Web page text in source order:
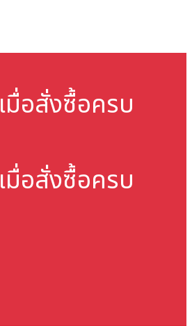
เมื่อสั่งซื้อครบ
เมื่อสั่งซื้อครบ